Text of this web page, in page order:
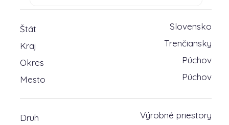
Štát
Slovensko
Kraj
Trenčiansky
Okres
Púchov
Mesto
Púchov
Druh Výrobné priestory